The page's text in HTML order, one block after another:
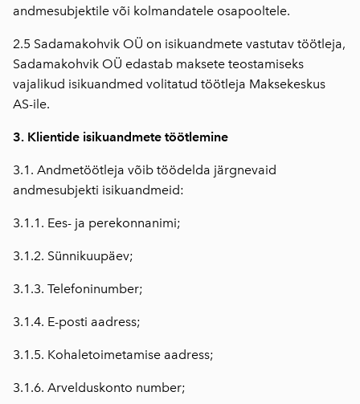
andmesubjektile või kolmandatele osapooltele.
2.5 Sadamakohvik OÜ on isikuandmete vastutav töötleja,
Sadamakohvik OÜ edastab maksete teostamiseks
vajalikud isikuandmed volitatud töötleja Maksekeskus
AS-ile.
3. Klientide isikuandmete töötlemine
3.1. Andmetöötleja võib töödelda järgnevaid
andmesubjekti isikuandmeid:
3.1.1. Ees- ja perekonnanimi;
3.1.2. Sünnikuupäev;
3.1.3. Telefoninumber;
3.1.4. E-posti aadress;
3.1.5. Kohaletoimetamise aadress;
3.1.6. Arvelduskonto number;